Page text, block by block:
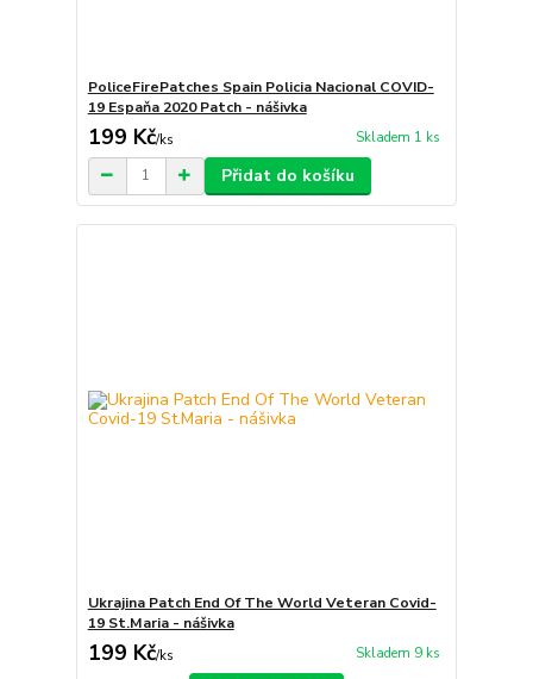
PoliceFirePatches Spain Policia Nacional COVID-
19 Espaňa 2020 Patch - nášivka
199 Kč/ks Skladem 1 ks
Přidat do košíku
Ukrajina Patch End Of The World Veteran Covid-
19 St.Maria - nášivka
199 Kč/ks Skladem 9 ks